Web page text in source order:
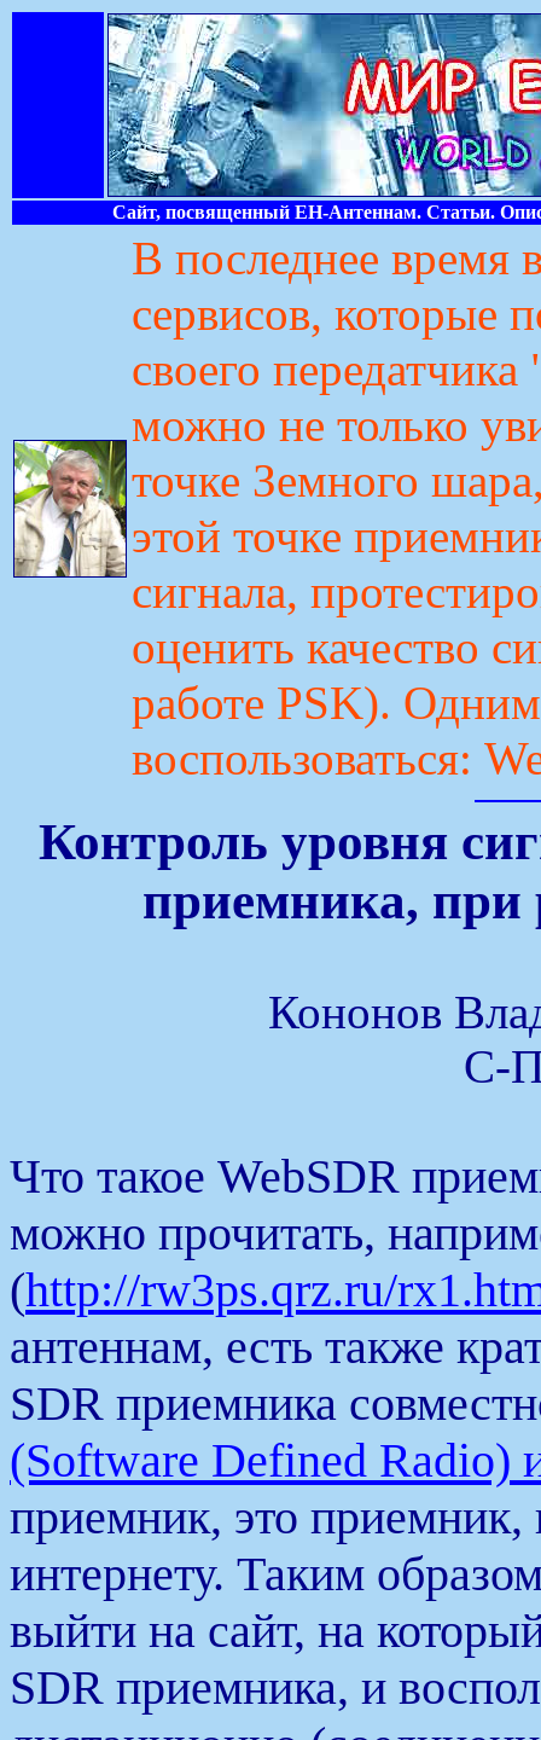
Сайт, посвященный ЕН-Антеннам. Статьи.
В последнее время
сервисов, которые
своего
можно не только
точке Земного
этой точке
сигнала,
оценить качество
работе PSK).
воспользоваться:
Контроль уровня
приемника, при
Кононов
С-
Что такое WebSDR
можно прочитать,
(http://rw3ps.qrz.ru/
антеннам, есть также
SDR приемника
(Software Defined Radio)
приемник, это приемник,
интернету. Таким
выйти на сайт, на
SDR приемника, и